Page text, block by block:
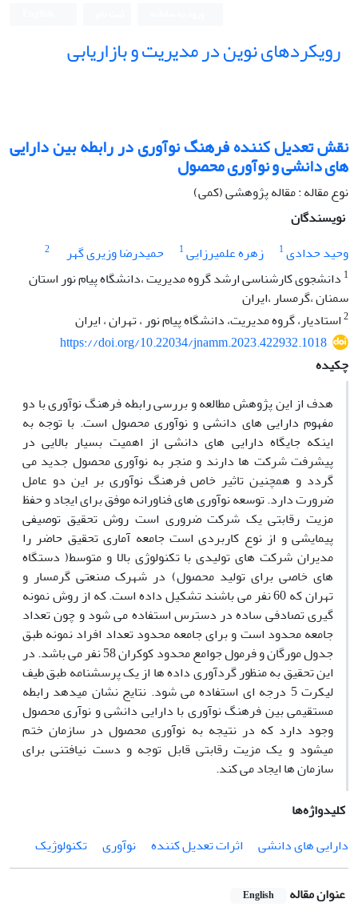
رویکردهای نوین در مدیریت و بازاریابی
نقش تعدیل کننده فرهنگ نوآوری در رابطه بین دارایی
های دانشی و نوآوری محصول
نوع مقاله : مقاله پژوهشی (کمی)
نویسندگان
وحید حدادی1 زهره علمیرزایی1 حمیدرضا وزیری گهر
2
1 دانشجوی کارشناسی ارشد گروه مدیریت ،دانشگاه پیام نور استان
سمنان ،گرمسار ،ایران
2استادیار، گروه مدیریت، دانشگاه پیام نور ، تهران ، ایران
https://doi.org/10.22034/jnamm.2023.422932.1018
چکیده
هدف از این پژوهش مطالعه و بررسی رابطه فرهنگ نوآوری با دو
مفهوم دارایی های دانشی و نوآوری محصول است. با توجه به
اینکه جایگاه دارایی های دانشی از اهمیت بسیار بالایی در
پیشرفت شرکت ها دارند و منجر به نوآوری محصول جدید می
گردد و همچنین تاثیر خاص فرهنگ نوآوری بر این دو عامل
ضرورت دارد. توسعه نوآوری های فناورانه موفق برای ایجاد و حفظ
مزیت رقابتی یک شرکت ضروری است روش تحقیق توصیفی
پیمایشی و از نوع کاربردی است جامعه آماری تحقیق حاضر را
مدیران شرکت های تولیدی با تکنولوژی بالا و متوسط( دستگاه
های خاصی برای تولید محصول) در شهرک صنعتی گرمسار و
تهران که 60 نفر می باشند تشکیل داده است. که از روش نمونه
گیری تصادفی ساده در دسترس استفاده می شود و چون تعداد
جامعه محدود است و برای جامعه محدود تعداد افراد نمونه طبق
جدول مورگان و فرمول جوامع محدود کوکران 58 نفر می باشد. در
این تحقیق به منظور گردآوری داده ها از یک پرسشنامه طبق طیف
لیکرت 5 درجه ای استفاده می شود. نتایج نشان میدهد رابطه
مستقیمی بین فرهنگ نوآوری با دارایی دانشی و نوآری محصول
وجود دارد که در نتیجه به نوآوری محصول در سازمان ختم
میشود و یک مزیت رقابتی قابل توجه و دست نیافتنی برای
سازمان ها ایجاد می کند.
کلیدواژه‌ها
دارایی های دانشی
اثرات تعدیل کننده نوآوری تکنولوژیک
عنوان مقاله English